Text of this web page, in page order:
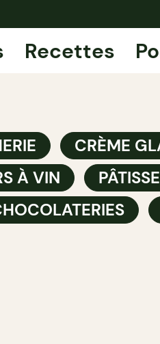
Recettes
CRÈME
À VIN